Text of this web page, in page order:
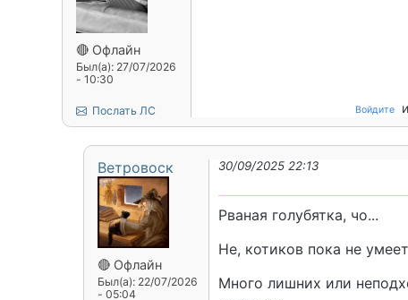
🔴 Офлайн
Был(а): 27/07/2026
- 10:30
Послать ЛС Войдите
Ветровоск
🔴 Офлайн
Был(а): 22/07/2026
- 05:04
30/09/2025 22:13
Рваная голубятка, чо...
Не, котиков пока не
Много лишних или